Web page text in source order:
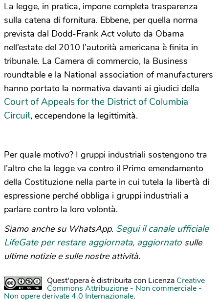
La legge, in pratica, impone completa trasparenza
sulla catena di fornitura. Ebbene, per quella norma
prevista dal Dodd-Frank Act voluto da Obama
nell’estate del 2010 l’autorità americana è finita in
tribunale. La Camera di commercio, la Business
roundtable e la National association of manufacturers
hanno portato la normativa davanti ai giudici della
Court of Appeals for the District of Columbia
Circuit, eccependone la legittimità.
Per quale motivo? I gruppi industriali sostengono tra
l’altro che la legge va contro il Primo emendamento
della Costituzione nella parte in cui tutela la libertà di
espressione perché obbliga i gruppi industriali a
parlare contro la loro volontà.
Siamo anche su WhatsApp. Segui il canale ufficiale
LifeGate per restare aggiornata, aggiornato sulle
ultime notizie e sulle nostre attività.
Quest'opera è distribuita con Licenza Creative
Commons Attribuzione - Non commerciale -
Non opere derivate 4.0 Internazionale.